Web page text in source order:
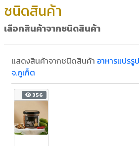
ชนิดสินค้า
เลือกสินค้าจากชนิดสินค้า
แสดงสินค้าจากชนิดสินค้า อาหารแปรรู
จ.ภูเก็ต
356